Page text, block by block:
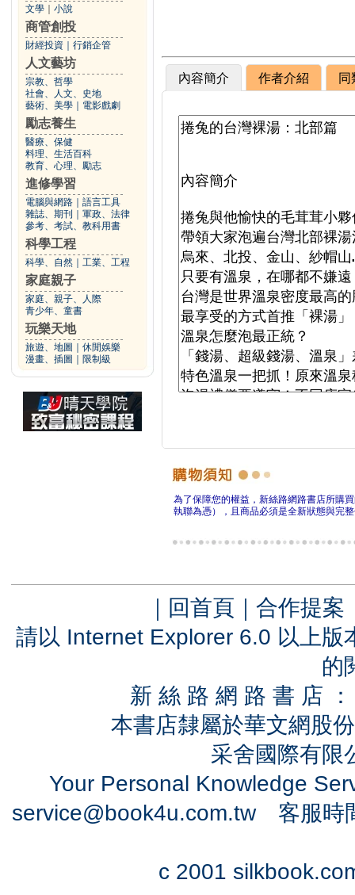
文學 小說
商管創投
財經投資 行銷企管
人文藝坊
宗教、哲學
社會、人文、史地
藝術、美學
電影戲劇
勵志養生
醫療、保健
料理、生活百科
教育、心理、勵志
進修學習
電腦與網路
語言工具
雜誌、期刊
軍政、法律
參考、考試、教科用書
科學工程
科學、自然 工業、工程
家庭親子
家庭、親子、人際
青少年、童書
玩樂天地
旅遊、地圖
休閒娛樂
漫畫、插圖
限制級
內容簡介 作者介紹 同
為了保障您的權益，新絲路網路書店所購
執聯為憑），且商品必須是全新狀態與完
｜ 回首頁 ｜ 合作提案
請以 Internet Explorer 6.0 以上
的
新 絲 路 網 路 書 店
本書店隸屬於華文網股
采舍國際有
Your Personal Knowledge
service@book4u.com.tw客服時
c 2001